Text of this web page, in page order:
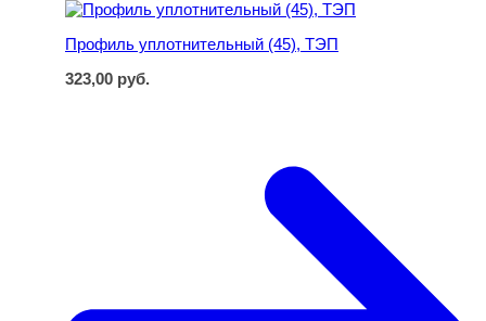
Профиль уплотнительный (45), ТЭП
323,00 руб.